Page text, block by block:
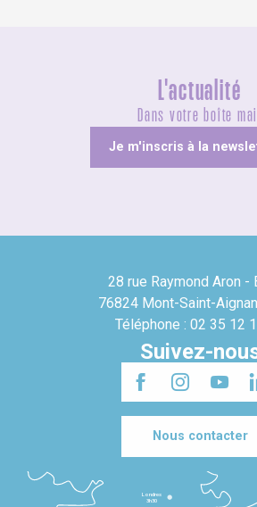
L'actualité
Dans votre boîte mail
Je m'inscris à la
28 rue Raymond Aron -
76824 Mont-Saint-
Téléphone : 02 35 12
Suivez-
Nous contacter
Londres
3h30